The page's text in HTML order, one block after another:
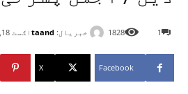
خبریال: taand اګست 18, 2013 1
1828
Facebook
X